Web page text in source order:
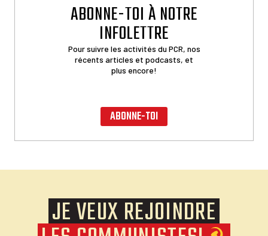
ABONNE-TOI À NOTRE
INFOLETTRE
Pour suivre les activités du PCR, nos
récents articles et podcasts, et
plus encore!
ABONNE-TOI
JE VEUX REJOINDRE